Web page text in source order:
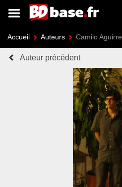
Accueil Auteurs Camilo Aguirre
Auteur précédent